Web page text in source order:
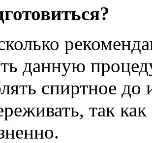
данную
спиртное
так